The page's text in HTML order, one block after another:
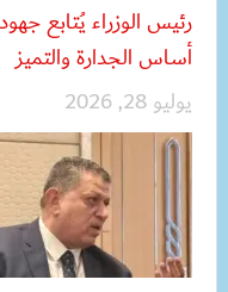
رئيس الوزراء يُتابع
أساس الجدارة والتميز
يوليو 28, 2026